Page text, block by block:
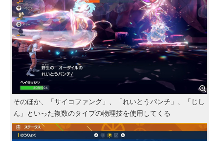
そのほか、「サイコファング」、「れいとうパンチ」、「じし
ん」といった複数のタイプの物理技を使用してくる